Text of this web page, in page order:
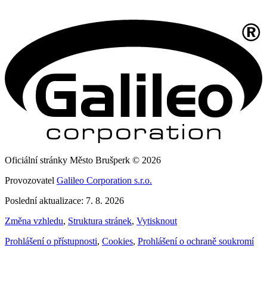
Oficiální stránky Město Brušperk © 2026
Provozovatel Galileo Corporation s.r.o.
Poslední aktualizace: 7. 8. 2026
Změna vzhledu, Struktura stránek, Vytisknout
Prohlášení o přístupnosti, Cookies, Prohlášení o ochraně soukromí